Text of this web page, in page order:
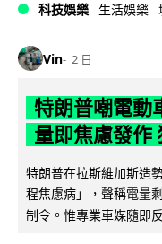
科技娛樂 生活娛樂
Vin 2 日
特朗普嘲電動
量即焦慮發作
特朗普在拉斯維加斯造
程焦慮病」，聲稱電量
制令。惟專業車媒隨即